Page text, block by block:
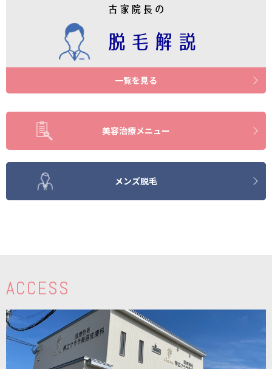
一覧を見る
美容治療メニュー
メンズ脱毛
ACCESS